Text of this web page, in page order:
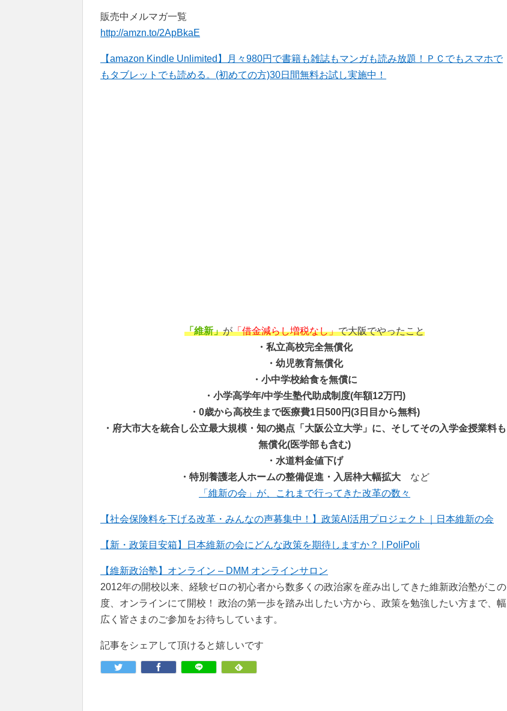
販売中メルマガ一覧
http://amzn.to/2ApBkaE
【amazon Kindle Unlimited】月々980円で書籍も雑誌もマンガも読み放題！ＰＣでもスマホで
もタブレットでも読める。(初めての方)30日間無料お試し実施中！
「維新」が「借金減らし増税なし」で大阪でやったこと
・私立高校完全無償化
・幼児教育無償化
・小中学校給食を無償に
・小学高学年/中学生塾代助成制度(年額12万円)
・0歳から高校生まで医療費1日500円(3日目から無料)
・府大市大を統合し公立最大規模・知の拠点「大阪公立大学」に、そしてその入学金授業料も
無償化(医学部も含む)
・水道料金値下げ
・特別養護老人ホームの整備促進・入居枠大幅拡大 など
「維新の会」が、これまで行ってきた改革の数々
【社会保険料を下げる改革・みんなの声募集中！】政策AI活用プロジェクト｜日本維新の会
【新・政策目安箱】日本維新の会にどんな政策を期待しますか？ | PoliPoli
【維新政治塾】オンライン – DMM オンラインサロン
2012年の開校以来、経験ゼロの初心者から数多くの政治家を産み出してきた維新政治塾がこの
度、オンラインにて開校！ 政治の第一歩を踏み出したい方から、政策を勉強したい方まで、幅
広く皆さまのご参加をお待ちしています。
記事をシェアして頂けると嬉しいです